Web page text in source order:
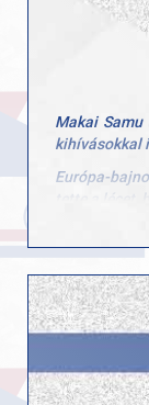
Makai
kihívásokkal
Európa-
tette a